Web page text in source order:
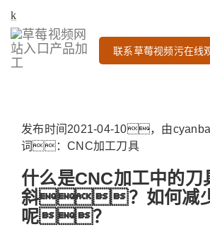
联系草莓视频污在线
发布时间2021-04-10，由
词：CNC加工刀具
什么是CNC加工中的刀
斜？如何减
呢？